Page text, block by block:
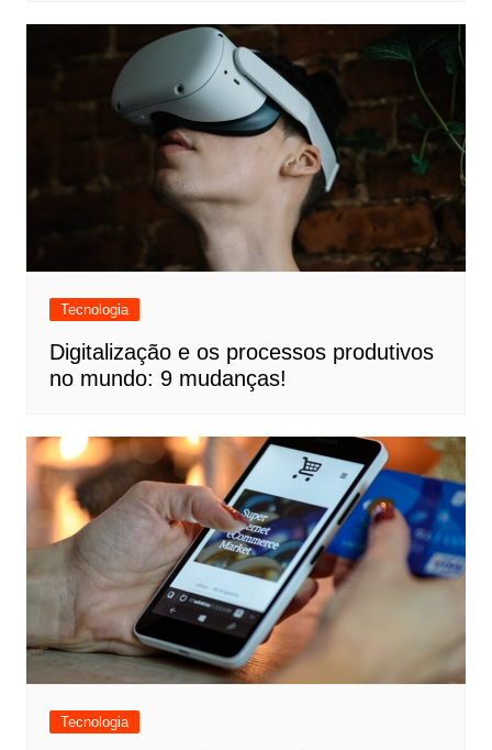
Tecnologia
Digitalização e os processos produtivos
no mundo: 9 mudanças!
Tecnologia